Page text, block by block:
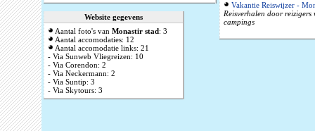
Website gegevens
Aantal foto's van Monastir stad: 3
Aantal accomodaties: 12
Aantal accomodatie links: 21
- Via Sunweb Vliegreizen: 10
- Via Corendon: 2
- Via Neckermann: 2
- Via Suntip: 3
- Via Skytours: 3
Vakantie Reiswijzer -
Reisverhalen door reizigers
campings